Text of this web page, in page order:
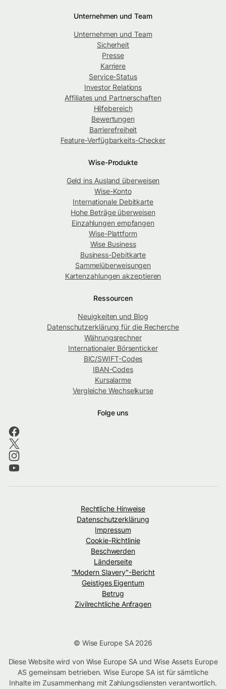
Unternehmen und Team
Unternehmen und Team
Sicherheit
Presse
Karriere
Service-Status
Investor Relations
Affiliates und Partnerschaften
Hilfebereich
Bewertungen
Barrierefreiheit
Feature-Verfügbarkeits-Checker
Wise-Produkte
Geld ins Ausland überweisen
Wise-Konto
Internationale Debitkarte
Hohe Beträge überweisen
Einzahlungen empfangen
Wise-Plattform
Wise Business
Business-Debitkarte
Sammelüberweisungen
Kartenzahlungen akzeptieren
Ressourcen
Neuigkeiten und Blog
Datenschutzerklärung für die Recherche
Währungsrechner
Internationaler Börsenticker
BIC/SWIFT-Codes
IBAN-Codes
Kursalarme
Vergleiche Wechselkurse
Folge uns
Rechtliche Hinweise
Datenschutzerklärung
Impressum
Cookie-Richtlinie
Beschwerden
Länderseite
"Modern Slavery"-Bericht
Geistiges Eigentum
Betrug
Zivilrechtliche Anfragen
© Wise Europe SA 2026
Diese Website wird von Wise Europe SA und Wise Assets Europe
AS gemeinsam betrieben. Wise Europe SA ist für sämtliche
Inhalte im Zusammenhang mit Zahlungsdiensten verantwortlich.